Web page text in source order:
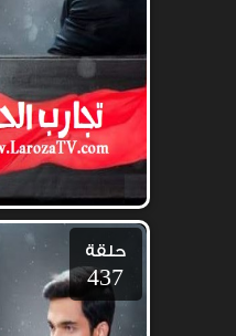
حلقة
437